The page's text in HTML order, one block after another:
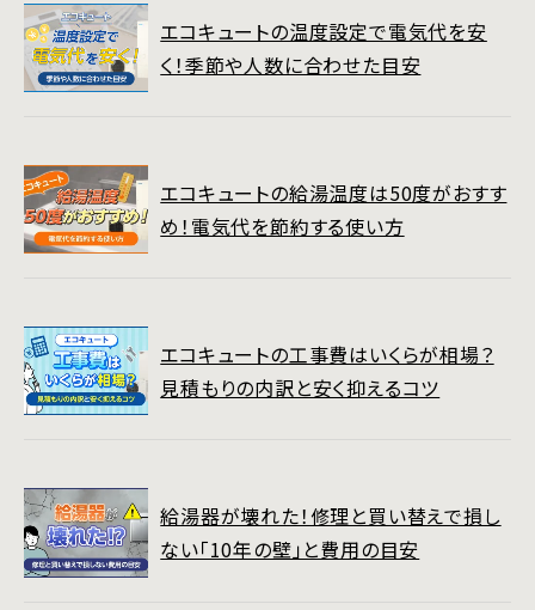
エコキュートの温度設定で電気代を安
く！季節や人数に合わせた目安
エコキュートの給湯温度は50度がおすす
め！電気代を節約する使い方
エコキュートの工事費はいくらが相場？
見積もりの内訳と安く抑えるコツ
給湯器が壊れた！修理と買い替えで損し
ない「10年の壁」と費用の目安